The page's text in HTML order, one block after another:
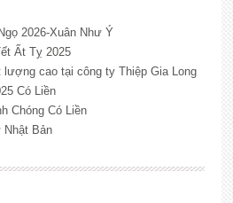
2026-Xuân Như Ý
Ất Tỵ 2025
lượng cao tại công ty Thiệp Gia Long
Có Liền
Chóng Có Liền
Nhật Bản